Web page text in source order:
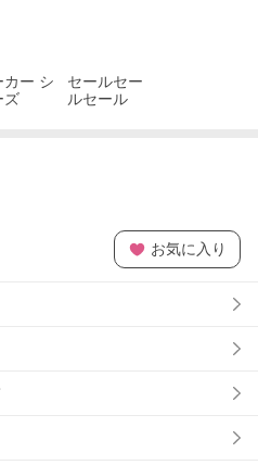
カー シ
ズ
セールセー
ルセール
お気に入り